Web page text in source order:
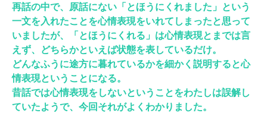
再話の中で、原話にない「とほうにくれました」という
一文を入れたことを心情表現をいれてしまったと思って
いましたが、「とほうにくれる」は心情表現とまでは言
えず、どちらかといえば状態を表しているだけ。
どんなふうに途方に暮れているかを細かく説明すると心
情表現ということになる。
昔話では心情表現をしないということをわたしは誤解し
ていたようで、今回それがよくわかりました。